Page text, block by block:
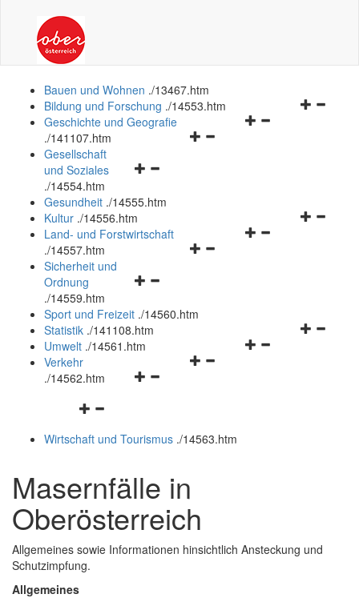
Bauen und Wohnen ./13467.htm
Navigationsmenü
Bildung und Forschung ./14553.htm
Navigationsmenü
Geschichte und Geografie
./141107.htm
Navigationsmenü
und
schließen
Gesellschaft
und Soziales
./14554.htm
Gesundheit ./14555.htm
Navigationsmenü
Kultur ./14556.htm
Navigationsmenü
Land- und Forstwirtschaft
./14557.htm
Navigationsmenü
und
schließen
Sicherheit und
Ordnung
./14559.htm
Sport und Freizeit ./14560.htm
Navigationsmenü
Statistik ./141108.htm
Navigationsmenü
Umwelt ./14561.htm
Navigationsmenü
Verkehr
./14562.htm
Navigationsmenü
und
Wirtschaft und Tourismus ./14563.htm
Masernfälle in
Oberösterreich
Allgemeines sowie Informationen hinsichtlich Ansteckung und
Schutzimpfung.
Allgemeines